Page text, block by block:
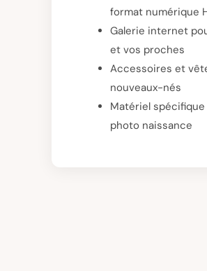
format numérique
Galerie internet
et vos proches
Accessoires et
nouveaux-nés
Matériel
photo naissance